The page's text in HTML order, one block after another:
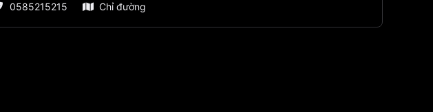
0585215215
Chỉ đường